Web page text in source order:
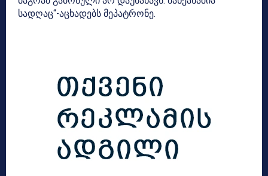
სადღაც“-აცხადებს მეპატრონე.